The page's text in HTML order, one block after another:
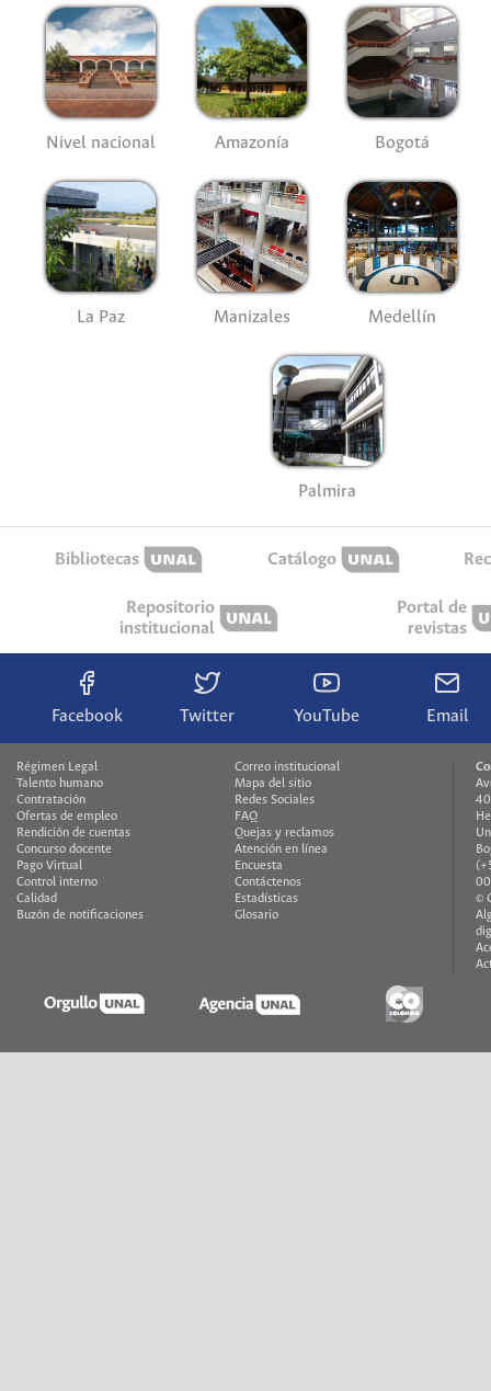
Nivel nacional Amazonía Bogotá
La Paz Manizales Medellín
Palmira
Bibliotecas Catálogo
Repositorio
institucional
Portal de
revistas
Facebook Twitter YouTube Email
Régimen Legal
Talento humano
Contratación
Ofertas de empleo
Rendición de cuentas
Concurso docente
Pago Virtual
Control interno
Calidad
Buzón de notificaciones
Correo institucional
Mapa del sitio
Redes Sociales
FAQ
Quejas y reclamos
Atención en línea
Encuesta
Contáctenos
Estadísticas
Glosario
©